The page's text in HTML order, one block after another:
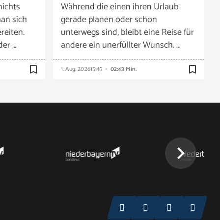
sich
…
bookmark_border
Während die einen ihren Urlaub
gerade planen oder schon
unterwegs sind, bleibt eine Reise für
andere ein unerfüllter Wunsch. …
1. Aug. 202615:45 02:43 Min. bookmark_border
chevron_right